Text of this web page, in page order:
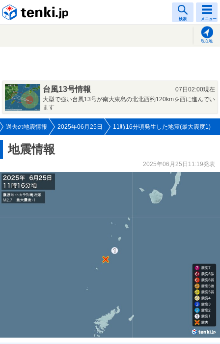
検索 メニュー
現在地
台風13号情報
07日02:00現在
大型で強い台風13号が南大東島の北北西約120kmを西に進んでい
ます
過去の地震情報 2025年06月25日 11時16分頃発生した地震(最大震度1)
地震情報
2025年06月25日11:19発表